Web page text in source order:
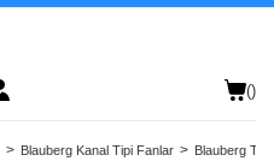
()
Blauberg Kanal Tipi Fanlar Blauberg